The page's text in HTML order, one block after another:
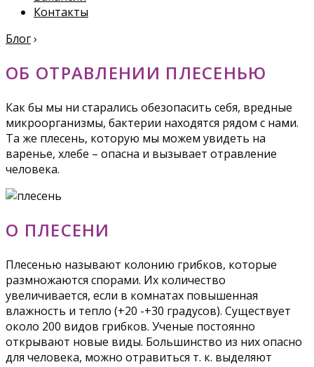
Контакты
Блог›
ОБ ОТРАВЛЕНИИ ПЛЕСЕНЬЮ
Как бы мы ни старались обезопасить себя, вредные
микроорганизмы, бактерии находятся рядом с нами.
Та же плесень, которую мы можем увидеть на
варенье, хлебе – опасна и вызывает отравление
человека.
О ПЛЕСЕНИ
Плесенью называют колонию грибков, которые
размножаются спорами. Их количество
увеличивается, если в комнатах повышенная
влажность и тепло (+20 -+30 градусов). Существует
около 200 видов грибков. Ученые постоянно
открывают новые виды. Большинство из них опасно
для человека, можно отравиться т. к. выделяют